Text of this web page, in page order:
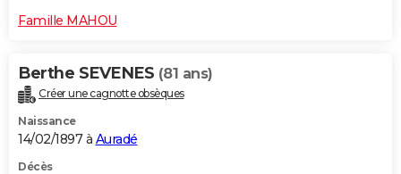
Famille MAHOU
Berthe SEVENES (81 ans)
Créer une cagnotte obsèques
Naissance
14/02/1897 à Auradé
Décès